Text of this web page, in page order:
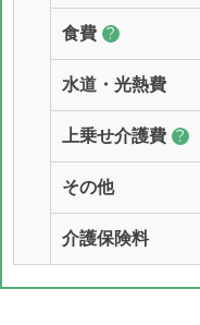
食費 ?
水道・光熱費
上乗せ介護費 ?
その他
介護保険料